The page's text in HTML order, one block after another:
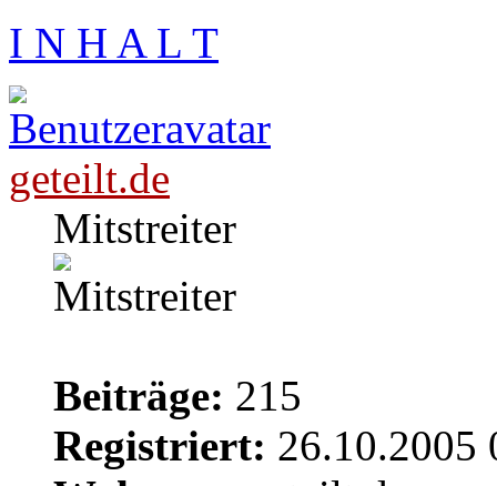
I N H A L T
geteilt.de
Mitstreiter
Beiträge: 215
Registriert: 26.10.2005